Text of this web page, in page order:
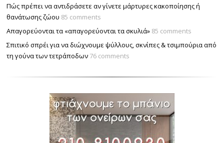
Πώς πρέπει να αντιδράσετε αν γίνετε μάρτυρες κακοποίησης ή
θανάτωσης ζώου 85 comments
Απαγορεύονται τα «απαγορεύονται τα σκυλιά» 85 comments
Σπιτικό σπρέι για να διώχνουμε ψύλλους, σκνίπες & τσιμπούρια από
τη γούνα των τετράποδων 76 comments